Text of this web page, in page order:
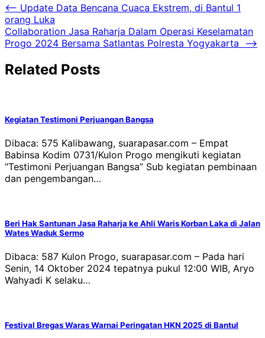
Navigasi
pos
⟵ Update Data Bencana Cuaca Ekstrem, di Bantul 1
orang Luka
Collaboration Jasa Raharja Dalam Operasi Keselamatan
Progo 2024 Bersama Satlantas Polresta Yogyakarta
⟶
Related Posts
Kegiatan Testimoni Perjuangan Bangsa
Dibaca: 575 Kalibawang, suarapasar.com – Empat
Babinsa Kodim 0731/Kulon Progo mengikuti kegiatan
“Testimoni Perjuangan Bangsa” Sub kegiatan pembinaan
dan pengembangan…
Beri Hak Santunan Jasa Raharja ke Ahli Waris Korban Laka di Jalan
Wates Waduk Sermo
Dibaca: 587 Kulon Progo, suarapasar.com – Pada hari
Senin, 14 Oktober 2024 tepatnya pukul 12:00 WIB, Aryo
Wahyadi K selaku…
Festival Bregas Waras Warnai Peringatan HKN 2025 di Bantul